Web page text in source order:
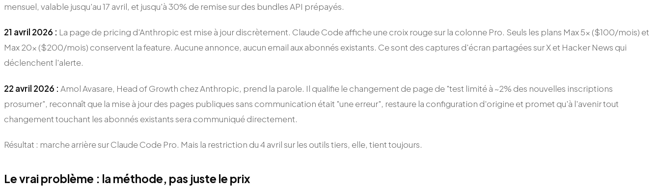
mensuel, valable jusqu'au 17 avril, et jusqu'à 30% de remise sur des bundles API prépayés.
21 avril 2026 : La page de pricing d'Anthropic est mise à jour discrètement. Claude Code affiche une croix rouge sur la colonne Pro. Seuls les plans Max 5x ($100/mois) et
Max 20x ($200/mois) conservent la feature. Aucune annonce, aucun email aux abonnés existants. Ce sont des captures d'écran partagées sur X et Hacker News qui
déclenchent l'alerte.
22 avril 2026 : Amol Avasare, Head of Growth chez Anthropic, prend la parole. Il qualifie le changement de page de "test limité à ~2% des nouvelles inscriptions
prosumer", reconnaît que la mise à jour des pages publiques sans communication était "une erreur", restaure la configuration d'origine et promet qu'à l'avenir tout
changement touchant les abonnés existants sera communiqué directement.
Résultat : marche arrière sur Claude Code Pro. Mais la restriction du 4 avril sur les outils tiers, elle, tient toujours.
Le vrai problème : la méthode, pas juste le prix